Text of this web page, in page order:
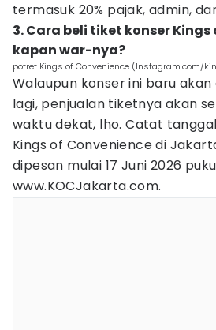
termasuk 20% pajak, admin,
3. Cara beli tiket konser Kings
kapan war-nya?
potret Kings of Convenience (Instagram.com/
Walaupun konser ini baru
lagi, penjualan tiketnya akan
waktu dekat, lho. Catat
Kings of Convenience di
dipesan mulai 17 Juni 2026
www.KOCJakarta.com.